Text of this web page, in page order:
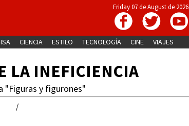
Friday 07 de August de 2026
CIENCIA ESTILO TECNOLOGÍA CINE VIAJES
LA INEFICIENCIA
"Figuras y figurones"
/